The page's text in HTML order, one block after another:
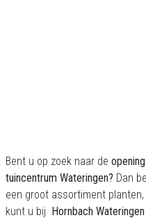
Bent u op zoek naar de
tuincentrum Wateringen? Dan
een groot assortiment
kunt u bij Hornbach Wateringen